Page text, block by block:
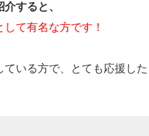
すると、
て有名な方です！
いる方で、とても応援した